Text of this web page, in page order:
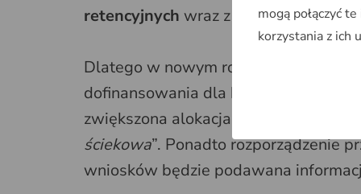
retencyjnych wraz z kanalizacją
Dlatego w nowym rozporządzeniu
dofinansowania dla beneficjenta
zwiększona alokacja środków na
ściekowa”. Ponadto rozporządzenie
wniosków będzie podawana
mogą połączyć
korzystania z ich